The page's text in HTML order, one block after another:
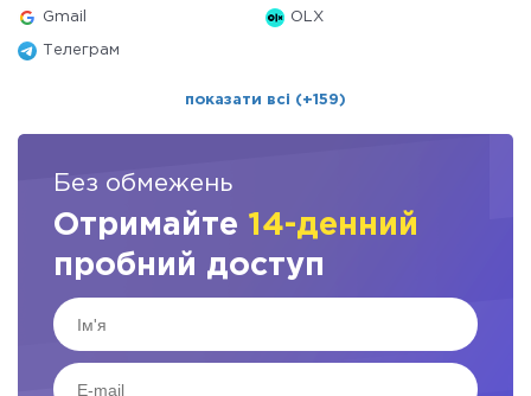
Gmail OLX
Телеграм
показати всі (+159)
Без обмежень
Отримайте 14-денний
пробний доступ